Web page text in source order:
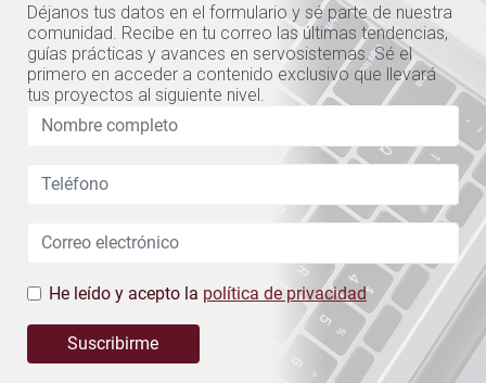
Déjanos tus datos en el formulario y sé parte de nuestra
comunidad. Recibe en tu correo las últimas tendencias,
guías prácticas y avances en servosistemas. Sé el
primero en acceder a contenido exclusivo que llevará
tus proyectos al siguiente nivel.
Leave
blank
He leído y acepto la política de privacidad
Suscribirme